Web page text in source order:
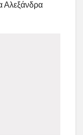
Αλεξάνδρα